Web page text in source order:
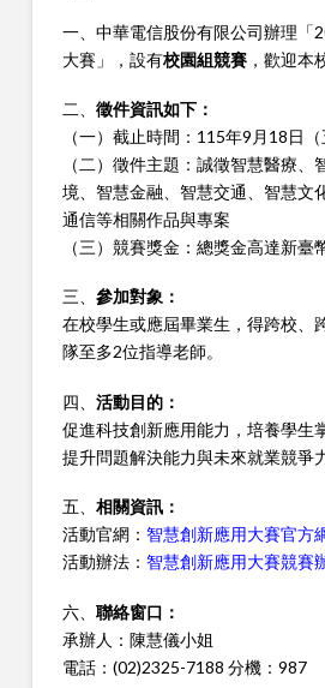
一、 中華電信股份有限公司辦理「
大賽」，設有校園組競賽，歡迎本
二、 徵件資訊如下：
（一）截止時間：115年9月18日
（二）徵件主題：誠徵智慧醫療、
境、智慧金融、智慧交通、智慧文
通信等相關作品與專案
（三）競賽獎金：總獎金高達新臺
三、 參加對象：
在校學生或應屆畢業生，得跨校、
隊至多2位指導老師。
四、 活動目的：
促進科技創新應用能力，培養學生
提升問題解決能力與未來就業競爭力
五、 相關資訊：
活動官網： 智慧創新應用大賽官方
活動辦法： 智慧創新應用大賽競賽
六、 聯絡窗口：
承辦人：陳慧儀小姐
電話：(02)2325-7188 分機：987